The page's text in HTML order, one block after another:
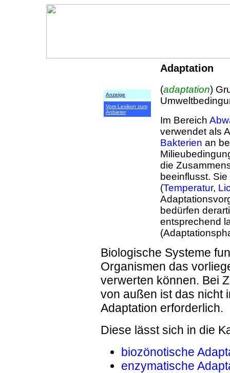
Anzeige
Vom Lexikon zum
Anbieter
Adaptation
(adaptation)
Im Bereich
verwendet als
Bakterien an
die
beeinflusst.
(Temperatur,
bedürfen
entsprechend
Biologische Systeme
Organismen das
verwerten können. Bei
von außen ist das nicht
Adaptation erforderlich.
Diese lässt sich in die
biozönotische
enzymatische